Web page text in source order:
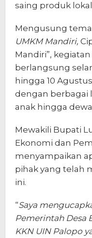
saing produk
Mengusung tema
UMKM Mandiri,
Mandiri”,
berlangsung
hingga 10
dengan berbagai
anak hingga
Mewakili Bupati
Ekonomi dan
menyampaikan
pihak yang telah
ini.
“Saya
Pemerintah Desa
KKN UIN Palopo